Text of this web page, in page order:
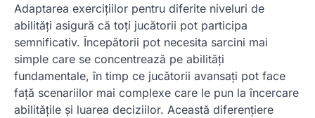
Adaptarea exercițiilor pentru diferite niveluri de
abilități asigură că toți jucătorii pot participa
semnificativ. Începătorii pot necesita sarcini mai
simple care se concentrează pe abilități
fundamentale, în timp ce jucătorii avansați pot face
față scenariilor mai complexe care le pun la încercare
abilitățile și luarea deciziilor. Această diferențiere